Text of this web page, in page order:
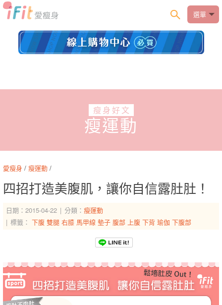
選單
瘦身好文
瘦運動
愛瘦身 / 瘦運動 /
四招打造美腹肌，讓你自信露肚肚！
日期：2015-04-22 分類： 瘦運動
標籤： 下腹 雙腿 右膝 馬甲線 墊子 腹部 上腹 下背 瑜伽 下腹部